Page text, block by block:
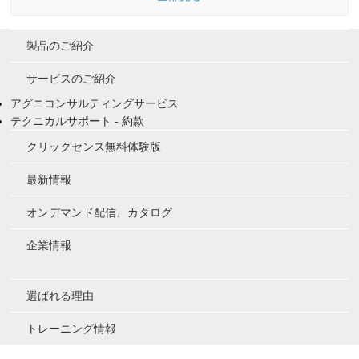
製品のご紹介
サービスのご紹介
アグニコンサルティングサービス
テクニカルサポート - 約款
クリックセンス無料体験版
最新情報
オンデマンド配信、カタログ
企業情報
選ばれる理由
トレーニング情報